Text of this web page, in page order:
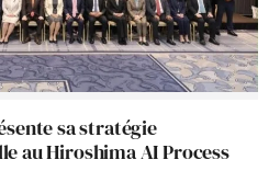
sa stratégie
au Hiroshima AI Process